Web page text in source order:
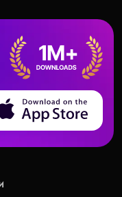
on the App Store